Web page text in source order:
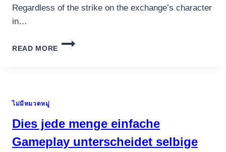
Regardless of the strike on the exchange’s character
in…
READ MORE
EXACTLY
HER
LEPRECHAUN
CAROL
ไม่มีหมวดหมู่
Dies jede menge einfache
Gameplay unterscheidet selbige